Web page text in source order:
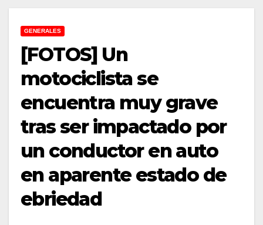
GENERALES
[FOTOS] Un
motociclista se
encuentra muy grave
tras ser impactado por
un conductor en auto
en aparente estado de
ebriedad